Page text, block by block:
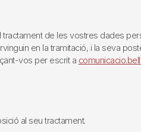
de les vostres dades
en la tramitació, i la seva
vos per escrit a
al seu tractament.